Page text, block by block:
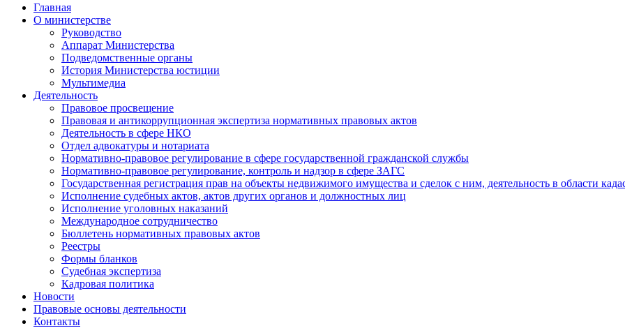
Главная
О министерстве
Руководство
Аппарат Министерства
Подведомственные органы
История Министерства юстиции
Мультимедиа
Деятельность
Правовое просвещение
Правовая и антикоррупционная экспертиза нормативных правовых актов
Деятельность в сфере НКО
Отдел адвокатуры и нотариата
Нормативно-правовое регулирование в сфере государственной гражданской службы
Нормативно-правовое регулирование, контроль и надзор в сфере ЗАГС
Государственная регистрация прав на объекты недвижимого имущества и сделок с ним, деятельность в области
Исполнение судебных актов, актов других органов и должностных лиц
Исполнение уголовных наказаний
Международное сотрудничество
Бюллетень нормативных правовых актов
Реестры
Формы бланков
Судебная экспертиза
Кадровая политика
Новости
Правовые основы деятельности
Контакты